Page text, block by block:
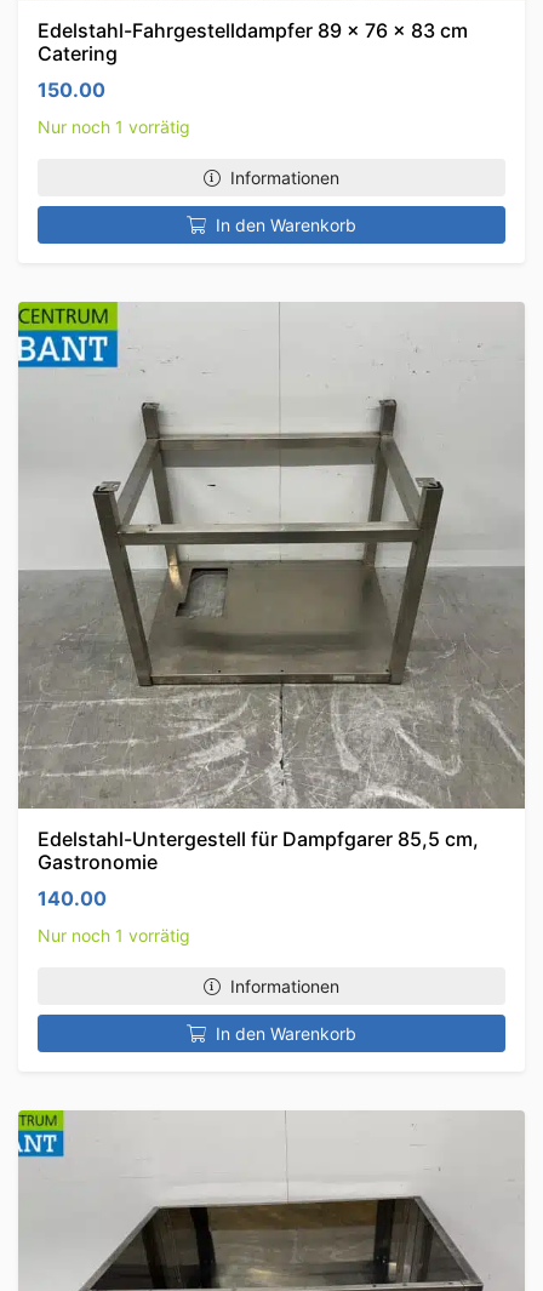
Edelstahl-Fahrgestelldampfer 89 x 76 x 83 cm
Catering
150.00
Nur noch 1 vorrätig
Informationen
In den Warenkorb
Edelstahl-Untergestell für Dampfgarer 85,5 cm,
Gastronomie
140.00
Nur noch 1 vorrätig
Informationen
In den Warenkorb